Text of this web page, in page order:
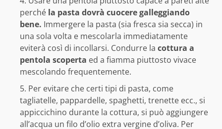
perché la pasta dovrà cuocere galleggiando
bene. Immergere la pasta (sia fresca sia secca) in
una sola volta e mescolarla immediatamente
eviterà così di incollarsi. Condurre la cottura a
pentola scoperta ed a fiamma piuttosto vivace
mescolando frequentemente.
Per evitare che certi tipi di pasta, come
tagliatelle, pappardelle, spaghetti, trenette ecc., si
appiccichino durante la cottura, si può aggiungere
all’acqua un filo d’olio extra vergine d’oliva. Per